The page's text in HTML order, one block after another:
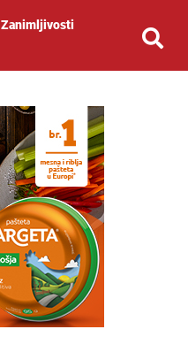
Zanimljivosti